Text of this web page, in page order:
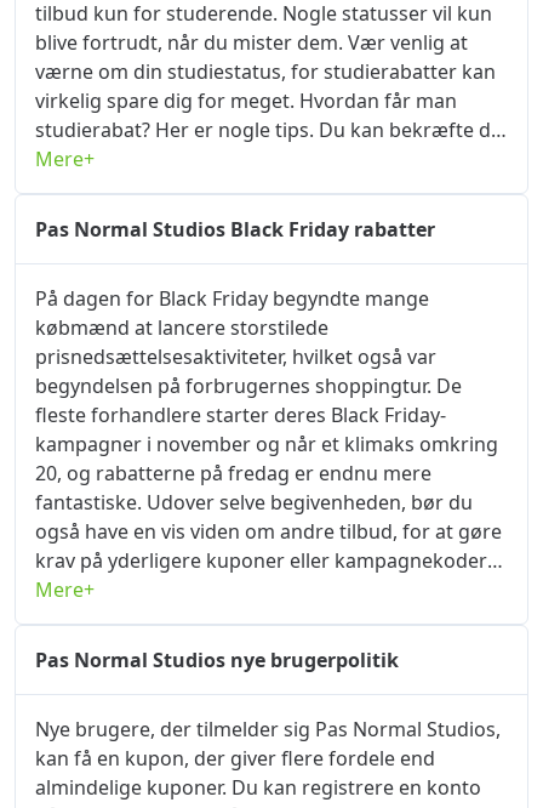
okrabatkode.com først, tilbuddene her vil altid
opfylde dine shoppingbehov.
tilbud kun for studerende. Nogle statusser vil kun
blive fortrudt, når du mister dem. Vær venlig at
værne om din studiestatus, for studierabatter kan
virkelig spare dig for meget. Hvordan får man
studierabat? Her er nogle tips. Du kan bekræfte din
studerendes identitet direkte på
pasnormalstudios.dk. Hvis de indsendte
oplysninger er nøjagtige, vil hjemmesiden hurtigt
bestå din identitetsbekræftelse, og du kan nyde
bekræftelsen er vellykket. De rabatter, som
okrabatkode.com kan få ved at bruge dit
studiekort, kan spare dig penge, og du sparer dem
ikke! Ud over studierabatter er der også forskellige
kuponer og kampagner fra andre handlende her,
og vi opdaterer lejlighedsvis handlendes
indkøbspolitikker. God shopping på
pasnormalstudios.dk!
Mere+
Pas Normal Studios Black Friday rabatter
På dagen for Black Friday begyndte mange
købmænd at lancere storstilede
prisnedsættelsesaktiviteter, hvilket også var
begyndelsen på forbrugernes shoppingtur. De
fleste forhandlere starter deres Black Friday-
kampagner i november og når et klimaks omkring
20, og rabatterne på fredag ​​er endnu mere
fantastiske. Udover selve begivenheden, bør du
også have en vis viden om andre tilbud, for at gøre
krav på yderligere kuponer eller kampagnekoder
vil give dig mulighed for at spare endnu mere af dit
budget. Pas Normal Studios vil også lancere en
prisreduktion på Black Friday med fantastiske
rabatter. For bedre at opleve Black Friday-
Friday rabatkode til dig på hovedsiden for Pas
Normal Studios. Klik for at gøre krav på de seneste
Pas Normal Studiosrabatkode og kupon, indsæt
Mere+
Pas Normal Studios nye brugerpolitik
Nye brugere, der tilmelder sig Pas Normal Studios,
kan få en kupon, der giver flere fordele end
almindelige kuponer. Du kan registrere en konto